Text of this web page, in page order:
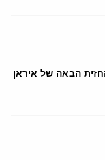
הבאה של איראן